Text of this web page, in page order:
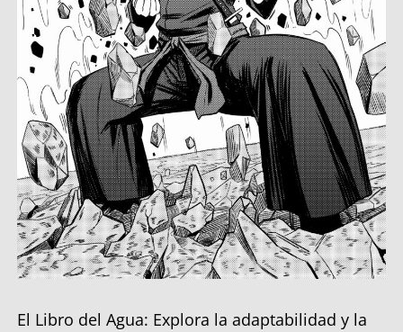
El Libro del Agua: Explora la adaptabilidad y la